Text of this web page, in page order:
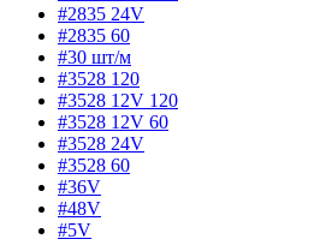
#2835 24V
#2835 60
#30 шт/м
#3528 120
#3528 12V 120
#3528 12V 60
#3528 24V
#3528 60
#36V
#48V
#5V